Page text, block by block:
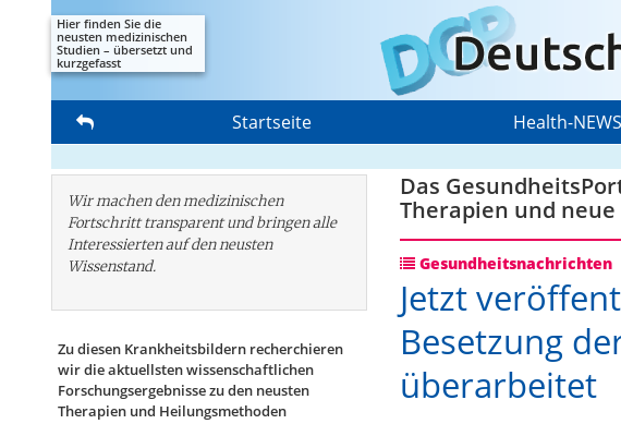
Hier finden Sie die
neusten medizinischen
Studien – übersetzt und
kurzgefasst
Startseite Health-NEWS
Wir machen den medizinischen
Fortschritt transparent und bringen alle
Interessierten auf den neusten
Wissenstand.
Zu diesen Krankheitsbildern recherchieren
wir die aktuellsten wissenschaftlichen
Forschungs­ergebnisse zu den neusten
Therapien und Heilungsmethoden
Das
Therapien und
Gesundheitsnachrichten
Jetzt
Besetzung
überarbeitet